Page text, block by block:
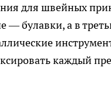
для швейных
— булавки, а в
каждый